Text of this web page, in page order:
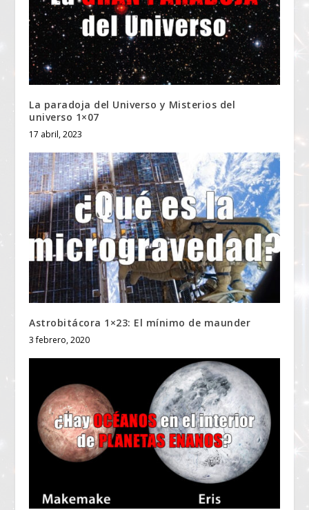
La paradoja del Universo y Misterios del
universo 1×07
17 abril, 2023
Astrobitácora 1×23: El mínimo de maunder
3 febrero, 2020